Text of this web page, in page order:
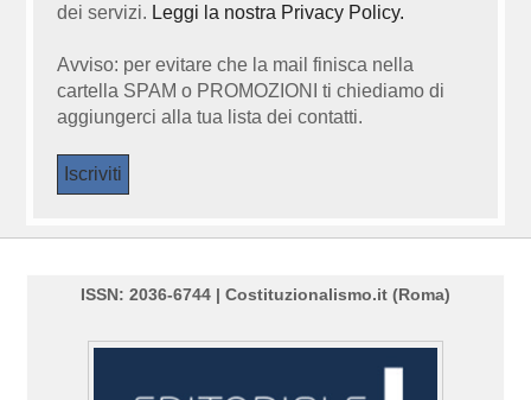
dei servizi. Leggi la nostra Privacy Policy.
Avviso: per evitare che la mail finisca nella
cartella SPAM o PROMOZIONI ti chiediamo di
aggiungerci alla tua lista dei contatti.
ISSN: 2036-6744 | Costituzionalismo.it (Roma)